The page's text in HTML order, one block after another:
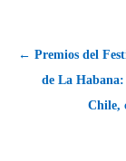
← Premios del
de La
Chile,